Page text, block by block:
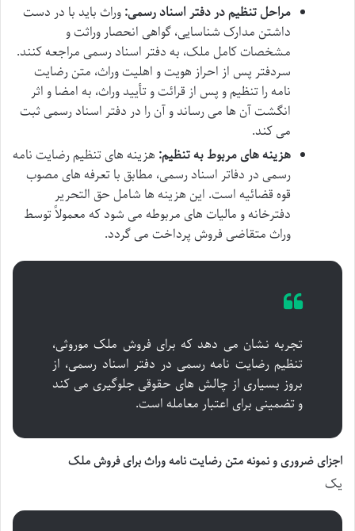
مراحل تنظیم در دفتر اسناد رسمی:وراث باید با در دست
داشتن مدارک شناسایی، گواهی انحصار وراثت و
مشخصات کامل ملک، به دفتر اسناد رسمی مراجعه کنند.
سردفتر پس از احراز هویت و اهلیت وراث، متن رضایت
نامه را تنظیم و پس از قرائت و تأیید وراث، به امضا و اثر
انگشت آن ها می رساند و آن را در دفتر اسناد رسمی ثبت
می کند.
هزینه های مربوط به تنظیم: هزینه های تنظیم رضایت نامه
رسمی در دفاتر اسناد رسمی، مطابق با تعرفه های مصوب
قوه قضائیه است. این هزینه ها شامل حق التحریر
دفترخانه و مالیات های مربوطه می شود که معمولاً توسط
وراث متقاضی فروش پرداخت می گردد.
تجربه نشان می دهد که برای فروش ملک موروثی،
تنظیم رضایت نامه رسمی در دفتر اسناد رسمی، از
بروز بسیاری از چالش های حقوقی جلوگیری می کند
و تضمینی برای اعتبار معامله است.
اجزای ضروری و نمونه متن رضایت نامه وراث برای فروش ملک
یک